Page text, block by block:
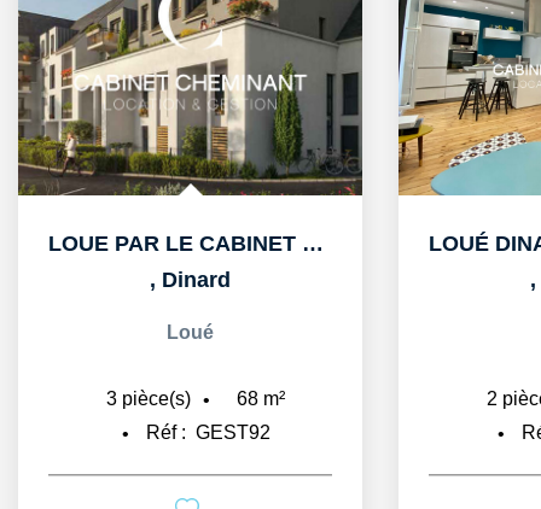
LOUE PAR LE CABINET CHEMINANT A DINARD APPARTEMENT T3 DE...
, Dinard
Loué
3 pièce(s) 68 m²
Réf : GEST92
,
2